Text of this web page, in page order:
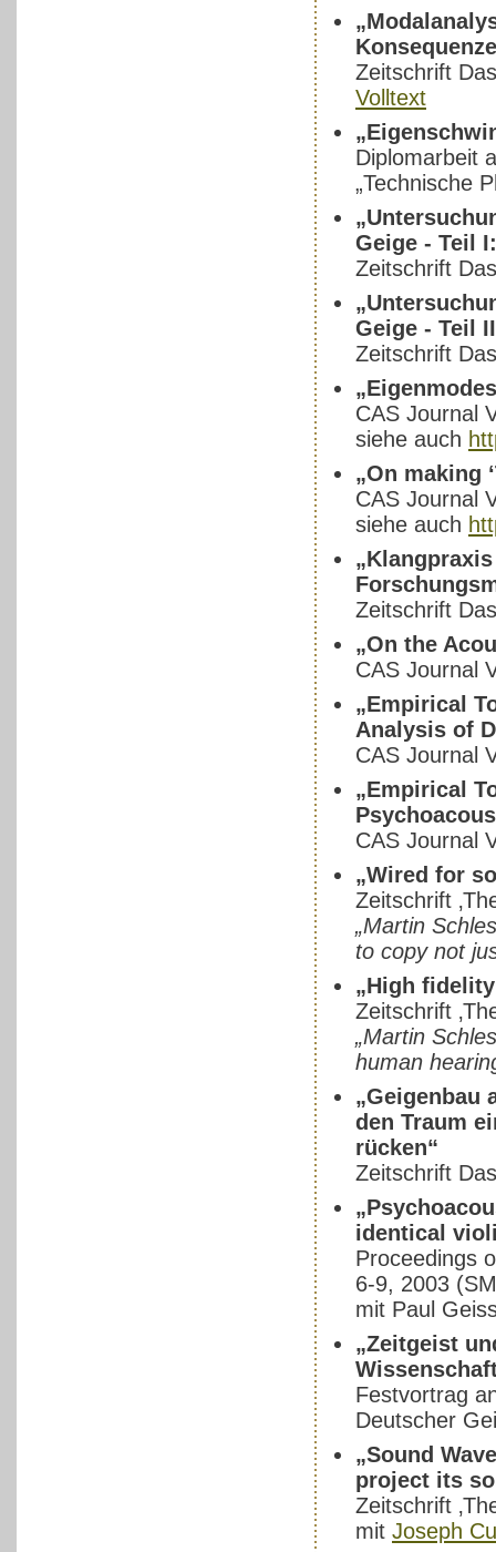
Zeitschrift
Volltext
Diplomarbeit
„Technische
Geige - Teil
Zeitschrift
Geige - Teil
Zeitschrift
CAS Journal
siehe auch
„On making
CAS Journal
siehe auch
Zeitschrift
„On the
CAS Journal
„Empirical
Analysis of
CAS Journal
„Empirical
CAS Journal
„Wired for
Zeitschrift
„Martin
to copy not
„High
Zeitschrift
„Martin
human
„Geigenbau
den Traum
rücken“
Zeitschrift
identical
Proceedings
6-9, 2003
mit Paul
„Zeitgeist
Festvortrag
Deutscher
„Sound
project its
Zeitschrift
mit Joseph